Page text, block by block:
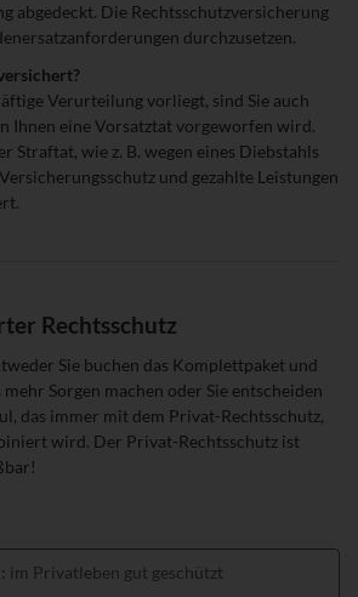
abgedeckt. Die Rechtsschutzversicherung
durchzusetzen.
Verurteilung vorliegt, sind Sie auch
Ihnen eine Vorsatztat vorgeworfen wird.
Straftat, wie z. B. wegen eines Diebstahls
und gezahlte Leistungen
Rechtsschutz
Sie buchen das Komplettpaket und
Sorgen machen oder Sie entscheiden
das immer mit dem Privat-Rechtsschutz,
wird. Der Privat-Rechtsschutz ist
im Privatleben gut geschützt